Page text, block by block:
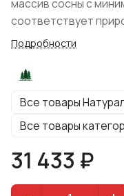
массив сосны с
соответствует
Мебель не имеет
придает особой
представлена
одним среднего
глухими дверцами.
Подробности
Все товары
Все товары
31 433 ₽